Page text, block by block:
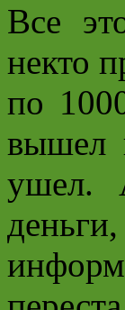
Все
некто
по
вышел
ушел.